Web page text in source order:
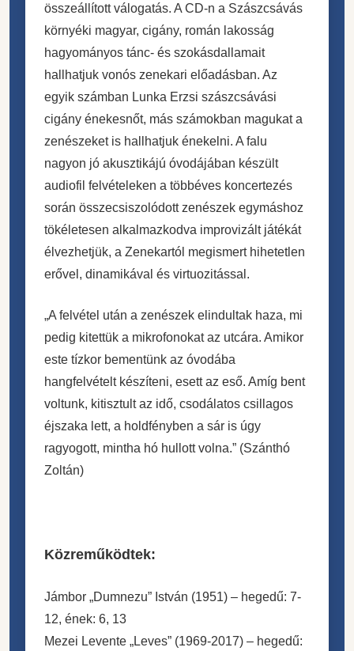
összeállított válogatás. A CD-n a Szászcsávás
környéki magyar, cigány, román lakosság
hagyományos tánc- és szokásdallamait
hallhatjuk vonós zenekari előadásban. Az
egyik számban Lunka Erzsi szászcsávási
cigány énekesnőt, más számokban magukat a
zenészeket is hallhatjuk énekelni. A falu
nagyon jó akusztikájú óvodájában készült
audiofil felvételeken a többéves koncertezés
során összecsiszolódott zenészek egymáshoz
tökéletesen alkalmazkodva improvizált játékát
élvezhetjük, a Zenekartól megismert hihetetlen
erővel, dinamikával és virtuozitással.
„A felvétel után a zenészek elindultak haza, mi
pedig kitettük a mikrofonokat az utcára. Amikor
este tízkor bementünk az óvodába
hangfelvételt készíteni, esett az eső. Amíg bent
voltunk, kitisztult az idő, csodálatos csillagos
éjszaka lett, a holdfényben a sár is úgy
ragyogott, mintha hó hullott volna.” (Szánthó
Zoltán)
Közreműködtek:
Jámbor „Dumnezu” István (1951) – hegedű: 7-
12, ének: 6, 13
Mezei Levente „Leves” (1969-2017) – hegedű: